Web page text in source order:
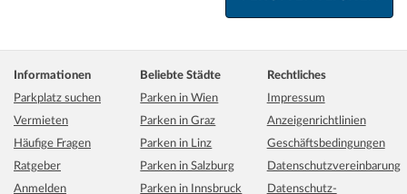
Informationen
Parkplatz suchen
Vermieten
Häufige Fragen
Ratgeber
Anmelden
Beliebte Städte
Parken in Wien
Parken in Graz
Parken in Linz
Parken in Salzburg
Parken in Innsbruck
Rechtliches
Impressum
Anzeigenrichtlinien
Geschäftsbedingungen
Datenschutzvereinbarung
Datenschutz-